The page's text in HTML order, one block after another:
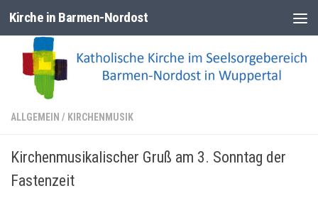
Zum Inhalt springen
Kirche in Barmen-Nordost
ALLGEMEIN / KIRCHENMUSIK
Kirchenmusikalischer Gruß am 3. Sonntag der
Fastenzeit